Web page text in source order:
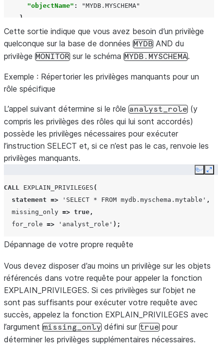
"objectName" :
"MYDB.MYSCHEMA"
}
]
}
Cette sortie indique que vous avez besoin d’un privilège
quelconque sur la base de données MYDB AND du
privilège MONITOR sur le schéma MYDB.MYSCHEMA.
Exemple : Répertorier les privilèges manquants pour un
rôle spécifique
L’appel suivant détermine si le rôle analyst_role (y
compris les privilèges des rôles qui lui sont accordés)
possède les privilèges nécessaires pour exécuter
l’instruction SELECT et, si ce n’est pas le cas, renvoie les
privilèges manquants.
Copy
CALL EXPLAIN_PRIVILEGES (
statement => 'SELECT * FROM mydb.myschema.mytable' ,
missing_only => true ,
for_role => 'analyst_role' );
Dépannage de votre propre requête
Vous devez disposer d’au moins un privilège sur les objets
référencés dans votre requête pour appeler la fonction
EXPLAIN_PRIVILEGES. Si ces privilèges sur l’objet ne
sont pas suffisants pour exécuter votre requête avec
succès, appelez la fonction EXPLAIN_PRIVILEGES avec
l’argument missing_only défini sur true pour
déterminer les privilèges supplémentaires nécessaires.